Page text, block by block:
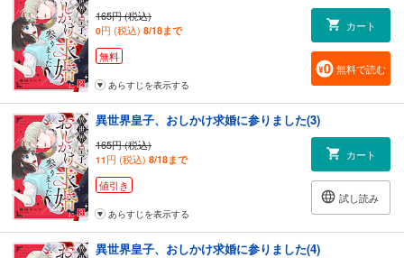
165円 (税込)
0円 (税込) 8/18まで
無料
カート
無料で読む
あらすじを表示する
異世界皇子、おしかけ求婚に参りました(3)
165円 (税込)
11 円 (税込) 8/18まで
値引き
カート
試し読み
あらすじを表示する
異世界皇子、おしかけ求婚に参りました(4)